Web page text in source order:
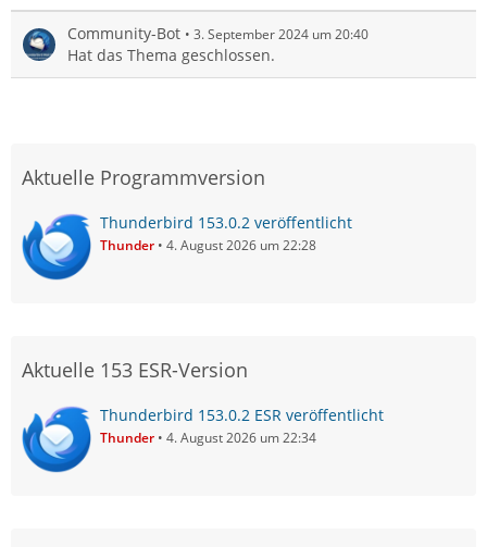
Community-Bot 3. September 2024 um 20:40
Hat das Thema geschlossen.
Aktuelle Programmversion
Thunderbird 153.0.2 veröffentlicht
Thunder 4. August 2026 um 22:28
Aktuelle 153 ESR-Version
Thunderbird 153.0.2 ESR veröffentlicht
Thunder 4. August 2026 um 22:34